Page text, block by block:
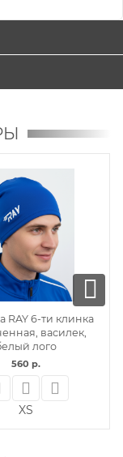
RAY 6-ти клинка
василек,
лого
560 р.
XS